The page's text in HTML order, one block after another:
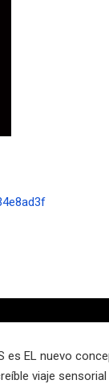
es EL nuevo
viaje